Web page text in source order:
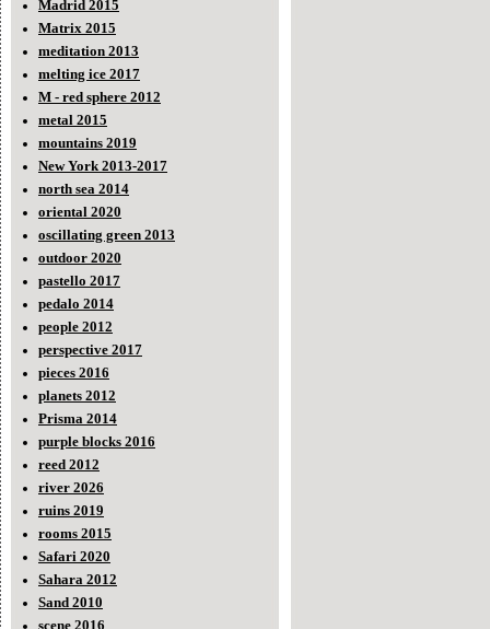
Madrid 2015
Matrix 2015
meditation 2013
melting ice 2017
M - red sphere 2012
metal 2015
mountains 2019
New York 2013-2017
north sea 2014
oriental 2020
oscillating green 2013
outdoor 2020
pastello 2017
pedalo 2014
people 2012
perspective 2017
pieces 2016
planets 2012
Prisma 2014
purple blocks 2016
reed 2012
river 2026
ruins 2019
rooms 2015
Safari 2020
Sahara 2012
Sand 2010
scene 2016